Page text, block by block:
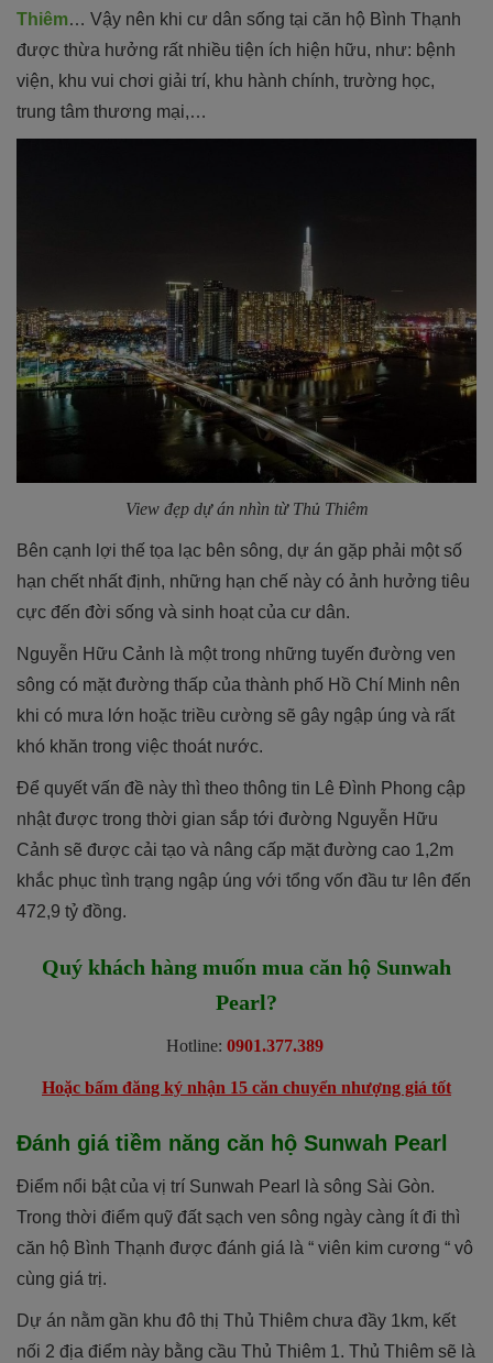
Thiêm… Vậy nên khi cư dân sống tại căn hộ Bình Thạnh
được thừa hưởng rất nhiều tiện ích hiện hữu, như: bệnh
viện, khu vui chơi giải trí, khu hành chính, trường học,
trung tâm thương mại,…
View đẹp dự án nhìn từ Thủ Thiêm
Bên cạnh lợi thế tọa lạc bên sông, dự án gặp phải một số
hạn chết nhất định, những hạn chế này có ảnh hưởng tiêu
cực đến đời sống và sinh hoạt của cư dân.
Nguyễn Hữu Cảnh là một trong những tuyến đường ven
sông có mặt đường thấp của thành phố Hồ Chí Minh nên
khi có mưa lớn hoặc triều cường sẽ gây ngập úng và rất
khó khăn trong việc thoát nước.
Để quyết vấn đề này thì theo thông tin Lê Đình Phong cập
nhật được trong thời gian sắp tới đường Nguyễn Hữu
Cảnh sẽ được cải tạo và nâng cấp mặt đường cao 1,2m
khắc phục tình trạng ngập úng với tổng vốn đầu tư lên đến
472,9 tỷ đồng.
Quý khách hàng muốn mua căn hộ Sunwah
Pearl?
Hotline: 0901.377.389
Hoặc bấm đăng ký nhận 15 căn chuyển nhượng giá tốt
Đánh giá tiềm năng căn hộ Sunwah Pearl
Điểm nổi bật của vị trí Sunwah Pearl là sông Sài Gòn.
Trong thời điểm quỹ đất sạch ven sông ngày càng ít đi thì
căn hộ Bình Thạnh được đánh giá là “ viên kim cương “ vô
cùng giá trị.
Dự án nằm gần khu đô thị Thủ Thiêm chưa đầy 1km, kết
nối 2 địa điểm này bằng cầu Thủ Thiêm 1. Thủ Thiêm sẽ là